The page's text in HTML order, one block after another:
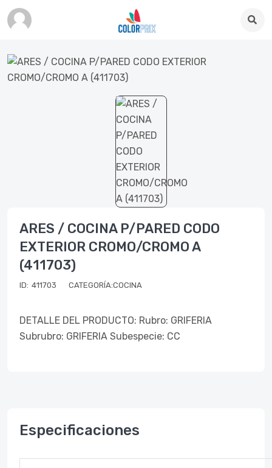
ARES / COCINA P/PARED CODO
EXTERIOR CROMO/CROMO A
(411703)
ID: 411703 CATEGORÍA:COCINA
DETALLE DEL PRODUCTO: Rubro: GRIFERIA
Subrubro: GRIFERIA Subespecie: CC
Especificaciones